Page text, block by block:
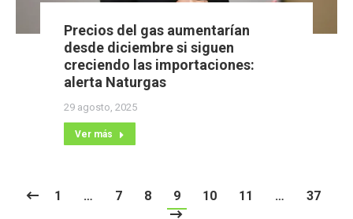
Precios del gas aumentarían
desde diciembre si siguen
creciendo las importaciones:
alerta Naturgas
29 agosto, 2025
Ver más
1 … 7 8 9 10 11 … 37